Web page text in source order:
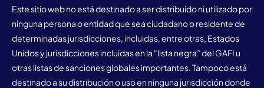
Este sitio web no está destinado a ser distribuido ni utilizado por
ninguna persona o entidad que sea ciudadano o residente de
determinadas jurisdicciones, incluidas, entre otras, Estados
Unidos y jurisdicciones incluidas en la “lista negra” del GAFI u
otras listas de sanciones globales importantes. Tampoco está
destinado a su distribución o uso en ninguna jurisdicción donde